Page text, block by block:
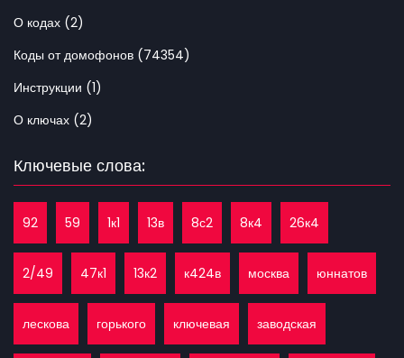
О кодах (2)
Коды от домофонов (74354)
Инструкции (1)
О ключах (2)
Ключевые слова:
92 59 1к1 13в 8с2 8к4 26к4
2/49 47к1 13к2 к424в москва юннатов
лескова горького ключевая заводская